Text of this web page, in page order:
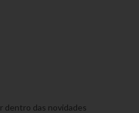
dentro das novidades